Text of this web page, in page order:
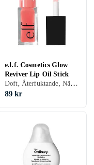
e.l.f. Cosmetics Glow
Reviver Lip Oil Stick
Doft, Återfuktande, Närande, Lip plumper, Jojoba Oil, Veganskt
89 kr